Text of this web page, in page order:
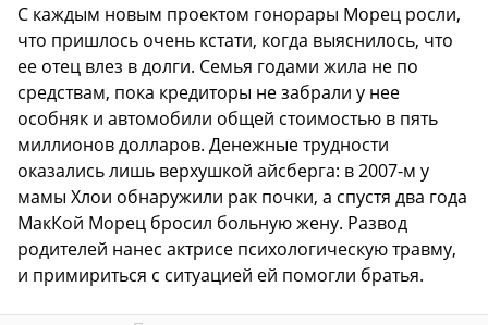
С каждым новым проектом гонорары Морец росли,
что пришлось очень кстати, когда выяснилось, что
ее отец влез в долги. Семья годами жила не по
средствам, пока кредиторы не забрали у нее
особняк и автомобили общей стоимостью в пять
миллионов долларов. Денежные трудности
оказались лишь верхушкой айсберга: в 2007-м у
мамы Хлои обнаружили рак почки, а спустя два года
МакКой Морец бросил больную жену. Развод
родителей нанес актрисе психологическую травму,
и примириться с ситуацией ей помогли братья.